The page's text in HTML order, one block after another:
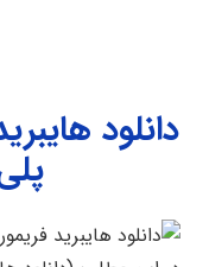
دانلود